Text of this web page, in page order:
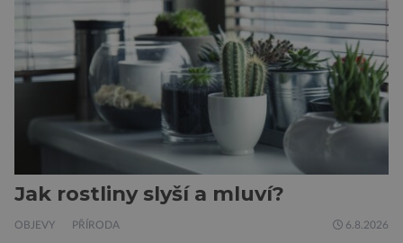
Dosud proti tomuto jedu neexistovala
protilátka, nyní ji zřejmě vědci objevili, ovšem
její zdroj je […]
Jak rostliny slyší a mluví?
OBJEVY PŘÍRODA 6.8.2026